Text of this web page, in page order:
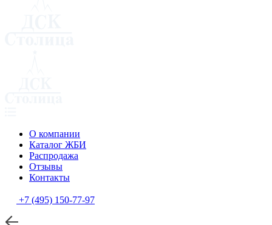
О компании
Каталог ЖБИ
Распродажа
Отзывы
Контакты
+7 (495) 150-77-97